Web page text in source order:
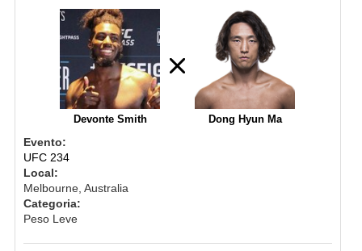
Devonte Smith Dong Hyun Ma
Evento:
UFC 234
Local:
Melbourne, Australia
Categoria:
Peso Leve